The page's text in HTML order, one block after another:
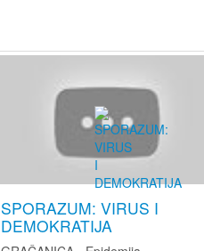
SPORAZUM: VIRUS I
DEMOKRATIJA